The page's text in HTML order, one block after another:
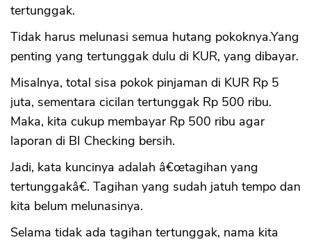
tertunggak.
Tidak harus melunasi semua hutang pokoknya.Yang
penting yang tertunggak dulu di KUR, yang dibayar.
Misalnya, total sisa pokok pinjaman di KUR Rp 5
juta, sementara cicilan tertunggak Rp 500 ribu.
Maka, kita cukup membayar Rp 500 ribu agar
laporan di BI Checking bersih.
Jadi, kata kuncinya adalah â€œtagihan yang
tertunggakâ€. Tagihan yang sudah jatuh tempo dan
kita belum melunasinya.
Selama tidak ada tagihan tertunggak, nama kita